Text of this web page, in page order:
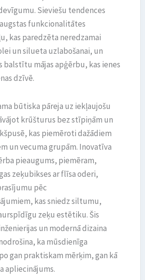
Sieviešu tendences
funkcionalitātes
kas paredzēta neredzamai
un silueta uzlabošanai, un
mājas apģērbu, kas ienes
dzīvē.
būtiska pāreja uz iekļaujošu
krūšturus bez stīpiņām un
kas piemēroti dažādiem
un vecuma grupām. Inovatīva
pieaugums, piemēram,
zeķubikses ar flīsa oderi,
pēc
kas sniedz siltumu,
zeķu estētiku. Šis
un modernā dizaina
ka mūsdienīga
gan praktiskam mērķim, gan kā
apliecinājums.